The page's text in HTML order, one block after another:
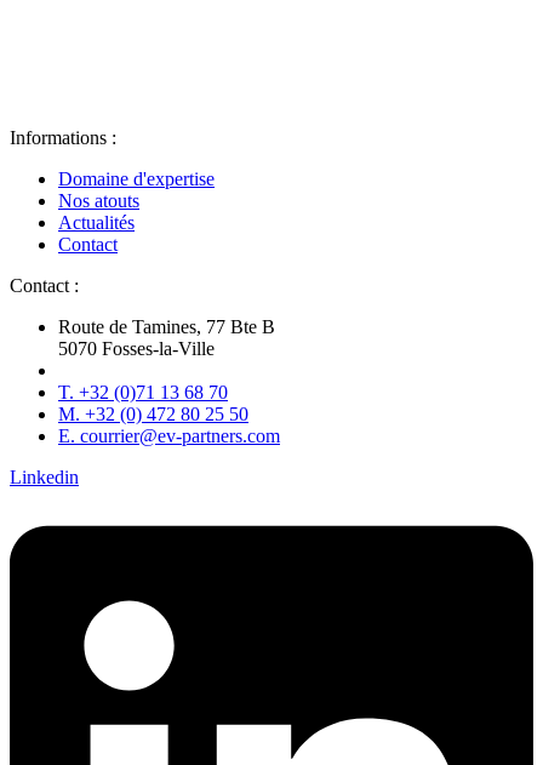
Informations :
Domaine d'expertise
Nos atouts
Actualités
Contact
Contact :
Route de Tamines, 77 Bte B
5070 Fosses-la-Ville
T. +32 (0)71 13 68 70
M. +32 (0) 472 80 25 50
E. courrier@ev-partners.com
Linkedin